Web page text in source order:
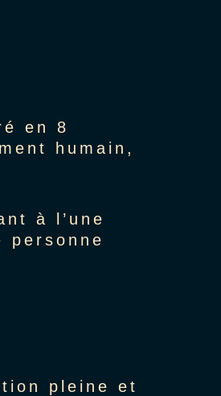
en 8
humain,
à l’une
personne
pleine et